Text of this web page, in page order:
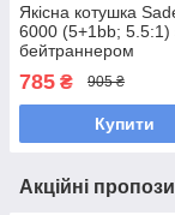
Якісна котушка
6000 (5+1bb; 5.5:1)
бейтраннером
785 ₴ 905 ₴
Купити
Акційні